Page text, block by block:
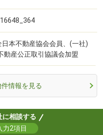
本不動産協会会員、(一社)
動産公正取引協議会加盟
情報を見る
に相談する
力2項目